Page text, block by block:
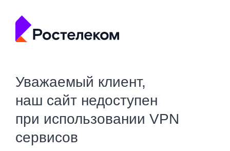
Уважаемый клиент,
наш сайт недоступен
при использовании VPN
сервисов